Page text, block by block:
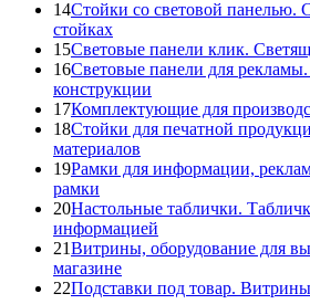
14Стойки со световой панелью.
стойках
15Световые панели клик.
16Световые панели для
конструкции
17Комплектующие для
18Стойки для печатной
материалов
19Рамки для информации,
рамки
20Настольные таблички.
информацией
21Витрины, оборудование для
магазине
22Подставки под товар.